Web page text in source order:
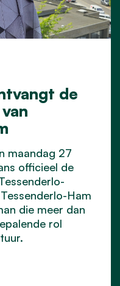
de
maandag 27
officieel de
Ham
die meer dan
rol